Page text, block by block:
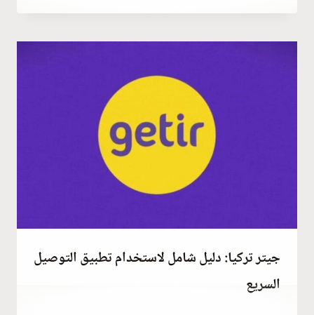
Abdullah
جيتر تركيا: دليل شامل لاستخدام تطبيق التوصيل
السريع